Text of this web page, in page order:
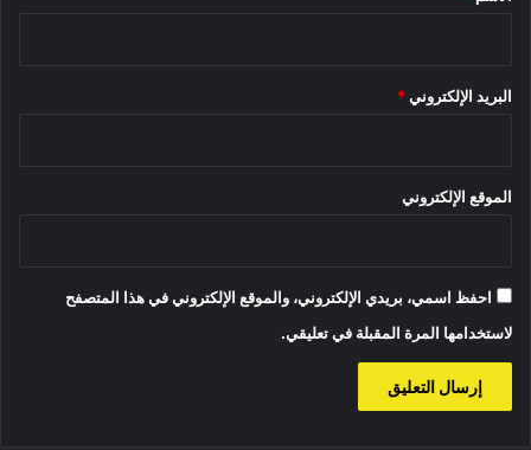
البريد الإلكتروني *
الموقع الإلكتروني
احفظ اسمي، بريدي الإلكتروني، والموقع الإلكتروني في هذا المتصفح
لاستخدامها المرة المقبلة في تعليقي.